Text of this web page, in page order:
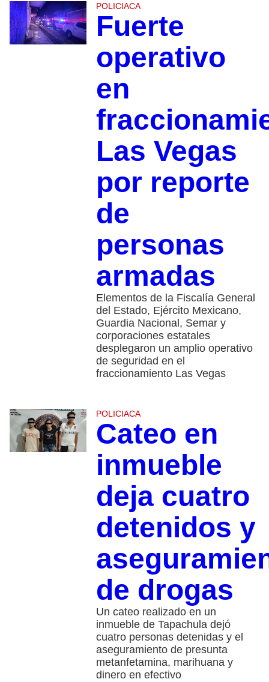
POLICIACA
Fuerte
operativo
en
Las Vegas
por reporte
de
personas
armadas
Elementos de la Fiscalía General
del Estado, Ejército Mexicano,
Guardia Nacional, Semar y
corporaciones estatales
desplegaron un amplio operativo
de seguridad en el
fraccionamiento Las Vegas
POLICIACA
Cateo en
inmueble
deja cuatro
detenidos y
de drogas
Un cateo realizado en un
inmueble de Tapachula dejó
cuatro personas detenidas y el
aseguramiento de presunta
metanfetamina, marihuana y
dinero en efectivo